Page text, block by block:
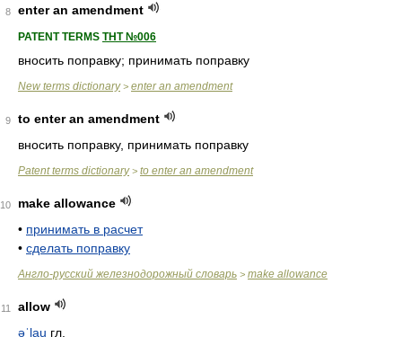
8 enter an amendment
PATENT TERMS ТНТ №006
вносить поправку; принимать поправку
New terms dictionary> enter an amendment
9
to enter an amendment
вносить поправку, принимать поправку
Patent terms dictionary> to enter an amendment
10
make allowance
• принимать в расчет
• сделать поправку
Англо-русский железнодорожный словарь > make allowance
11
allow
əˈlau гл.